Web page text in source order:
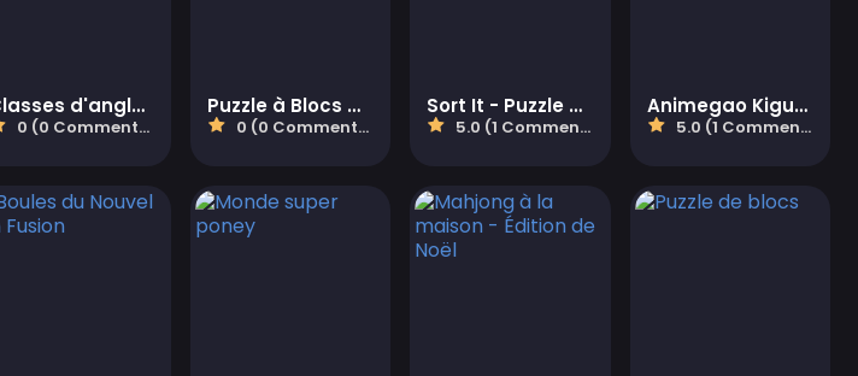
Classes d'anglais de Bhides
0 (0 Commentaires)
Puzzle à Blocs Océan
0 (0 Commentaires)
Sort It - Puzzle de tri d'eau
5.0 (1 Commentaires)
Animegao Kigurumi DIY
5.0 (1 Commentaires)